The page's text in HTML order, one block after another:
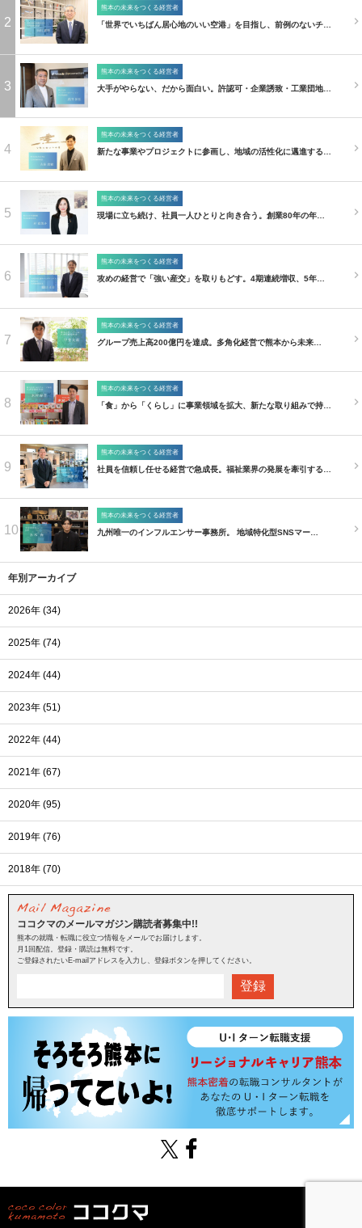
2
熊本の未来をつくる経営者
「世界でいちばん居心地のいい空港」を目指し、前例のないチ…
3
熊本の未来をつくる経営者
大手がやらない、だから面白い。許認可・企業誘致・工業団地…
4
熊本の未来をつくる経営者
新たな事業やプロジェクトに参画し、地域の活性化に邁進する…
5
熊本の未来をつくる経営者
現場に立ち続け、社員一人ひとりと向き合う。創業80年の年…
6
熊本の未来をつくる経営者
攻めの経営で「強い産交」を取りもどす。4期連続増収、5年…
7
熊本の未来をつくる経営者
グループ売上高200億円を達成。多角化経営で熊本から未来…
8
熊本の未来をつくる経営者
「食」から「くらし」に事業領域を拡大、新たな取り組みで持…
9
熊本の未来をつくる経営者
社員を信頼し任せる経営で急成長。福祉業界の発展を牽引する…
10
熊本の未来をつくる経営者
九州唯一のインフルエンサー事務所。 地域特化型SNSマー…
年別アーカイブ
2026年 (34)
2025年 (74)
2024年 (44)
2023年 (51)
2022年 (44)
2021年 (67)
2020年 (95)
2019年 (76)
2018年 (70)
ココクマのメールマガジン購読者募集中!!
熊本の就職・転職に役立つ情報をメールでお届けします。
月1回配信。登録・購読は無料です。
ご登録されたいE-mailアドレスを入力し、登録ボタンを押してください。
登録